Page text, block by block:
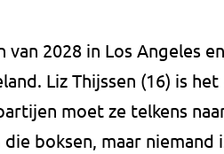
2028 in Los Angeles
Liz Thijssen (16) is
moet ze telkens
boksen, maar niemand